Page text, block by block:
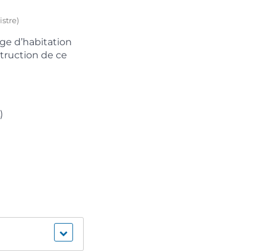
d’habitation
de ce